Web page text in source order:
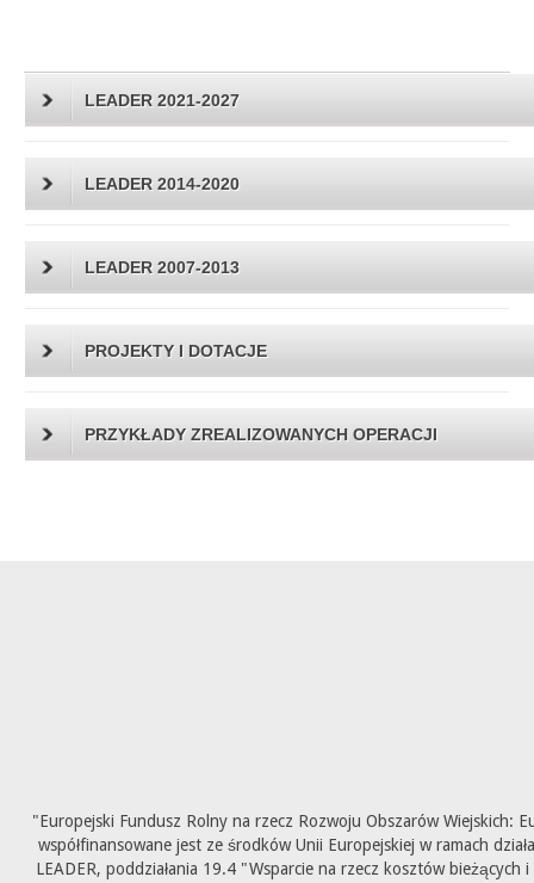
LEADER 2021-2027
LEADER 2014-2020
LEADER 2007-2013
PROJEKTY I DOTACJE
PRZYKŁADY ZREALIZOWANYCH OPERACJI
"Europejski Fundusz Rolny na rzecz Rozwoju Obszarów Wiejskich:
współfinansowane jest ze środków Unii Europejskiej w ramach
LEADER, poddziałania 19.4 "Wsparcie na rzecz kosztów